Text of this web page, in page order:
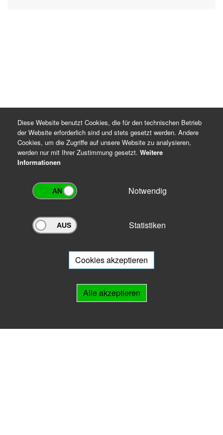
Archivportal Thüringen
Ihnen beratend zur Seite.
Diese Website benutzt Cookies, die für den technischen Betrieb
der Website erforderlich sind und stets gesetzt werden. Andere
Cookies, um die Zugriffe auf unsere Website zu analysieren,
werden nur mit Ihrer Zustimmung gesetzt. Weitere
Informationen
Notwendig
Statistiken
Cookies akzeptieren
Alle akzeptieren